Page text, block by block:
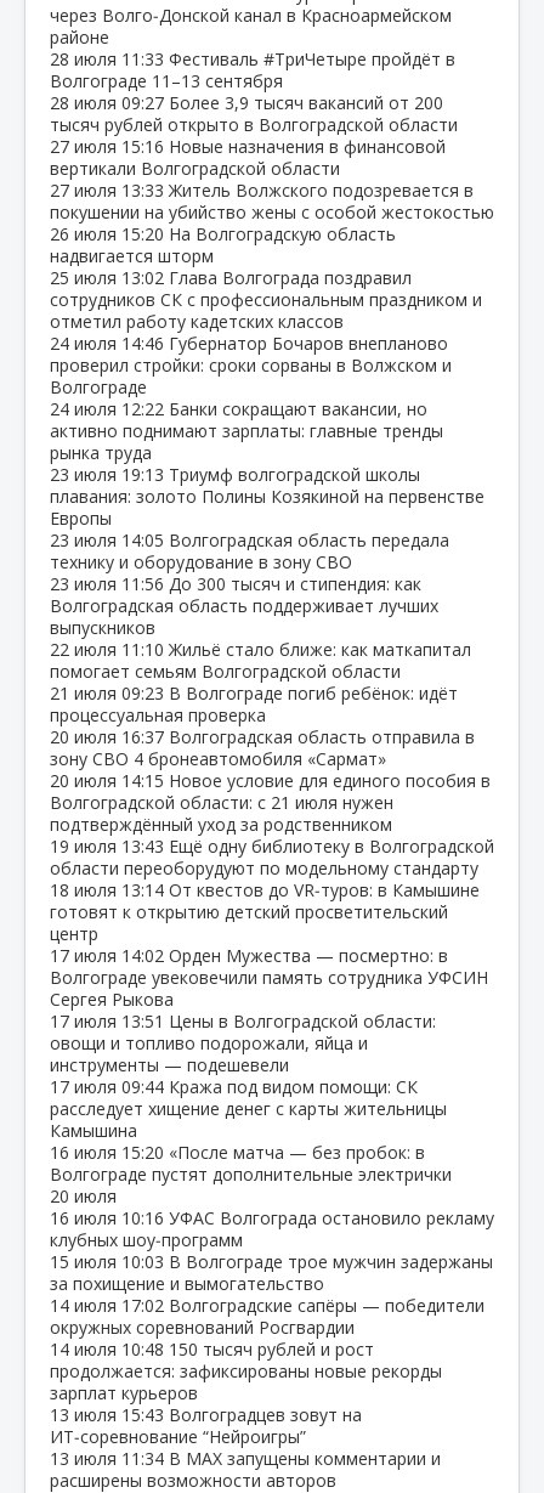
через Волго‑Донской канал в Красноармейском
районе
28 июля 11:33 Фестиваль #ТриЧетыре пройдёт в
Волгограде 11–13 сентября
28 июля 09:27 Более 3,9 тысяч вакансий от 200
тысяч рублей открыто в Волгоградской области
27 июля 15:16 Новые назначения в финансовой
вертикали Волгоградской области
27 июля 13:33 Житель Волжского подозревается в
покушении на убийство жены с особой жестокостью
26 июля 15:20 На Волгоградскую область
надвигается шторм
25 июля 13:02 Глава Волгограда поздравил
сотрудников СК с профессиональным праздником и
отметил работу кадетских классов
24 июля 14:46 Губернатор Бочаров внепланово
проверил стройки: сроки сорваны в Волжском и
Волгограде
24 июля 12:22 Банки сокращают вакансии, но
активно поднимают зарплаты: главные тренды
рынка труда
23 июля 19:13 Триумф волгоградской школы
плавания: золото Полины Козякиной на первенстве
Европы
23 июля 14:05 Волгоградская область передала
технику и оборудование в зону СВО
23 июля 11:56 До 300 тысяч и стипендия: как
Волгоградская область поддерживает лучших
выпускников
22 июля 11:10 Жильё стало ближе: как маткапитал
помогает семьям Волгоградской области
21 июля 09:23 В Волгограде погиб ребёнок: идёт
процессуальная проверка
20 июля 16:37 Волгоградская область отправила в
зону СВО 4 бронеавтомобиля «Сармат»
20 июля 14:15 Новое условие для единого пособия в
Волгоградской области: с 21 июля нужен
подтверждённый уход за родственником
19 июля 13:43 Ещё одну библиотеку в Волгоградской
области переоборудуют по модельному стандарту
18 июля 13:14 От квестов до VR‑туров: в Камышине
готовят к открытию детский просветительский
центр
17 июля 14:02 Орден Мужества — посмертно: в
Волгограде увековечили память сотрудника УФСИН
Сергея Рыкова
17 июля 13:51 Цены в Волгоградской области:
овощи и топливо подорожали, яйца и
инструменты — подешевели
17 июля 09:44 Кража под видом помощи: СК
расследует хищение денег с карты жительницы
Камышина
16 июля 15:20 «После матча — без пробок: в
Волгограде пустят дополнительные электрички
20 июля
16 июля 10:16 УФАС Волгограда остановило рекламу
клубных шоу‑программ
15 июля 10:03 В Волгограде трое мужчин задержаны
за похищение и вымогательство
14 июля 17:02 Волгоградские сапёры — победители
окружных соревнований Росгвардии
14 июля 10:48 150 тысяч рублей и рост
продолжается: зафиксированы новые рекорды
зарплат курьеров
13 июля 15:43 Волгоградцев зовут на
ИТ‑соревнование “Нейроигры”
13 июля 11:34 В МАХ запущены комментарии и
расширены возможности авторов